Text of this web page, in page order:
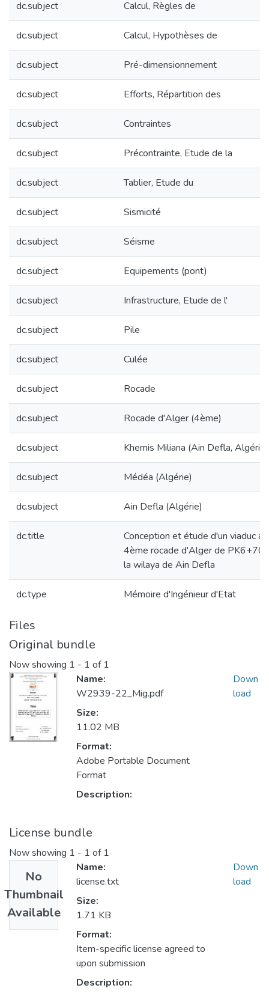
dc.subject Calcul, Règles de
dc.subject Calcul, Hypothèses de
dc.subject Pré-dimensionnement
dc.subject Efforts, Répartition des
dc.subject Contraintes
dc.subject Précontrainte, Etude de la
dc.subject Tablier, Etude du
dc.subject Sismicité
dc.subject Séisme
dc.subject Equipements (pont)
dc.subject Infrastructure, Etude de l'
dc.subject Pile
dc.subject Culée
dc.subject Rocade
dc.subject Rocade d'Alger (4ème)
dc.subject Khemis Miliana (Ain Defla, Algérie)
dc.subject Médéa (Algérie)
dc.subject Ain Defla (Algérie)
dc.title
Conception et étude d'un viaduc
4ème rocade d'Alger de
la wilaya de Ain Defla
dc.type Mémoire d'Ingénieur d'Etat
Files
Original bundle
Now showing 1 - 1 of 1
Name:
W2939-22_Mig.pdf
Size:
11.02 MB
Format:
Adobe Portable Document
Format
Description:
Down
load
License bundle
Now showing 1 - 1 of 1
No
Thumbnail
Available
Name:
license.txt
Size:
1.71 KB
Format:
Item-specific license agreed to
upon submission
Description:
Down
load